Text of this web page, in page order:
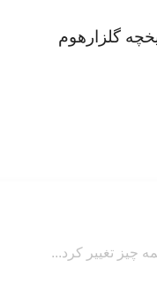
گلزارهوم
چیز تغییر کرد...